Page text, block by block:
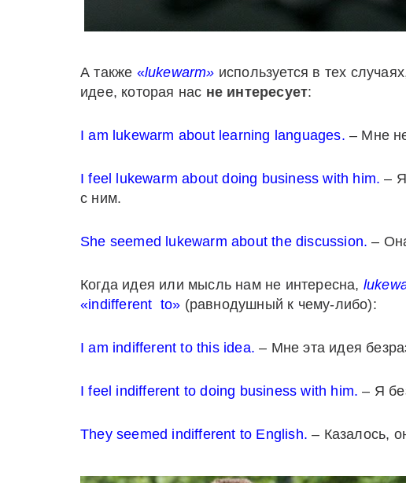
А также «lukewarm» используется в тех
идее, которая нас не интересует:
I am lukewarm about learning languages. – Мне
I feel lukewarm about doing business with him. –
с ним.
She seemed lukewarm about the discussion. –
Когда идея или мысль нам не интересна,
«indifferent to» (равнодушный к чему-либо):
I am indifferent to this idea. – Мне эта идея
I feel indifferent to doing business with him. – Я
They seemed indifferent to English. – Казалось,